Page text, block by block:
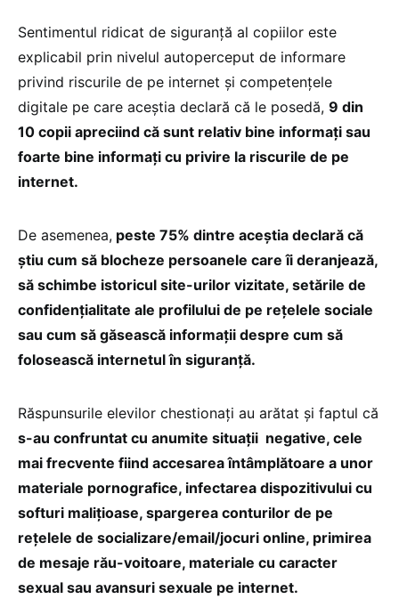
Sentimentul ridicat de siguranţă al copiilor este
explicabil prin nivelul autoperceput de informare
privind riscurile de pe internet şi competenţele
digitale pe care aceştia declară că le posedă, 9 din
10 copii apreciind că sunt relativ bine informaţi sau
foarte bine informaţi cu privire la riscurile de pe
internet.
De asemenea, peste 75% dintre aceştia declară că
ştiu cum să blocheze persoanele care îi deranjează,
să schimbe istoricul site-urilor vizitate, setările de
confidenţialitate ale profilului de pe reţelele sociale
sau cum să găsească informaţii despre cum să
folosească internetul în siguranţă.
Răspunsurile elevilor chestionați au arătat și faptul că
s-au confruntat cu anumite situaţii negative, cele
mai frecvente fiind accesarea întâmplătoare a unor
materiale pornografice, infectarea dispozitivului cu
softuri maliţioase, spargerea conturilor de pe
reţelele de socializare/email/jocuri online, primirea
de mesaje rău-voitoare, materiale cu caracter
sexual sau avansuri sexuale pe internet.